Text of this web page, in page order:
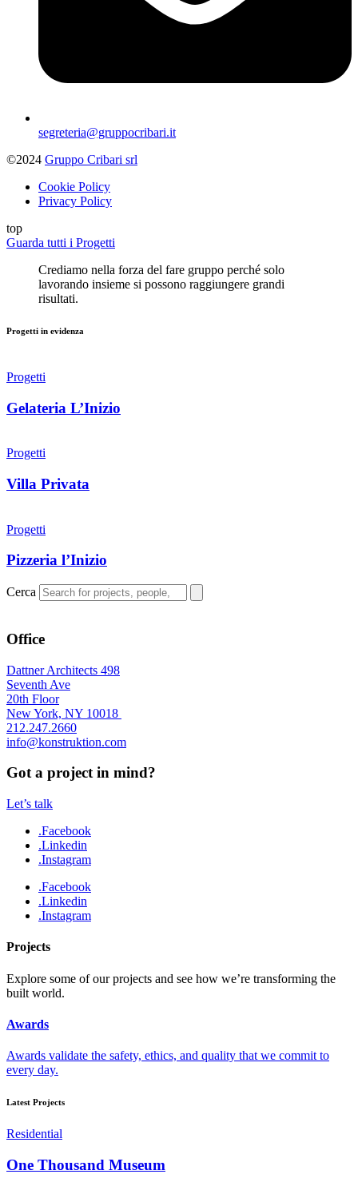
segreteria@gruppocribari.it
©2024 Gruppo Cribari srl
Cookie Policy
Privacy Policy
top
Guarda tutti i Progetti
Crediamo nella forza del fare gruppo perché solo
lavorando insieme si possono raggiungere grandi
risultati.
Progetti in evidenza
Progetti
Gelateria L’Inizio
Progetti
Villa Privata
Progetti
Pizzeria l’Inizio
Cerca
Office
Dattner Architects 498
Seventh Ave
20th Floor
New York, NY 10018
212.247.2660
info@konstruktion.com
Got a project in mind?
Let’s talk
.Facebook
.Linkedin
.Instagram
.Facebook
.Linkedin
.Instagram
Projects
Explore some of our projects and see how we’re transforming the
built world.
Awards
Awards validate the safety, ethics, and quality that we commit to
every day.
Latest Projects
Residential
One Thousand Museum